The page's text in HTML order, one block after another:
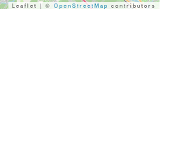
Leaflet | © OpenStreetMap contributors